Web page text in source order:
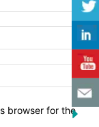
browser for the